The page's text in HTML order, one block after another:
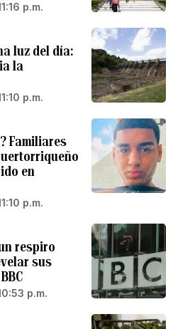
p.m.
luz del día:
la
p.m.
Familiares
en
p.m.
respiro
sus
p.m.